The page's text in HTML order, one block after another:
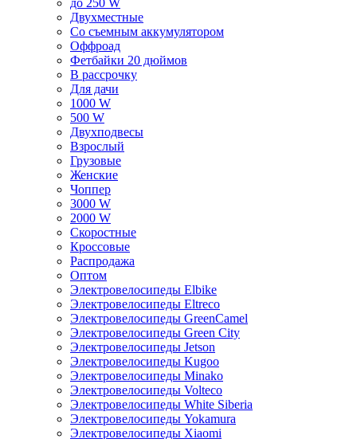
до 250 W
Двухместные
Со съемным аккумулятором
Оффроад
Фетбайки 20 дюймов
В рассрочку
Для дачи
1000 W
500 W
Двухподвесы
Взрослый
Грузовые
Женские
Чоппер
3000 W
2000 W
Скоростные
Кроссовые
Распродажа
Оптом
Электровелосипеды Elbike
Электровелосипеды Eltreco
Электровелосипеды GreenCamel
Электровелосипеды Green City
Электровелосипеды Jetson
Электровелосипеды Kugoo
Электровелосипеды Minako
Электровелосипеды Volteco
Электровелосипеды White Siberia
Электровелосипеды Yokamura
Электровелосипеды Xiaomi